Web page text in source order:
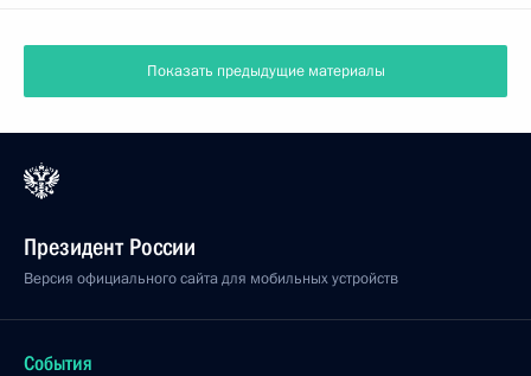
Показать предыдущие материалы
Президент России
Версия официального сайта для мобильных устройств
События